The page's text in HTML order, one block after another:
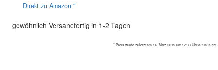
Direkt zu Amazon *
gewöhnlich Versandfertig in 1-2 Tagen
* Preis wurde zuletzt am 14. März 2019 um 12:33 Uhr aktualisiert